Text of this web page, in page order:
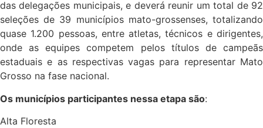
das delegações municipais, e deverá reunir um total de 92
seleções de 39 municípios mato-grossenses, totalizando
quase 1.200 pessoas, entre atletas, técnicos e dirigentes,
onde as equipes competem pelos títulos de campeãs
estaduais e as respectivas vagas para representar Mato
Grosso na fase nacional.
Os municípios participantes nessa etapa são:
Alta Floresta